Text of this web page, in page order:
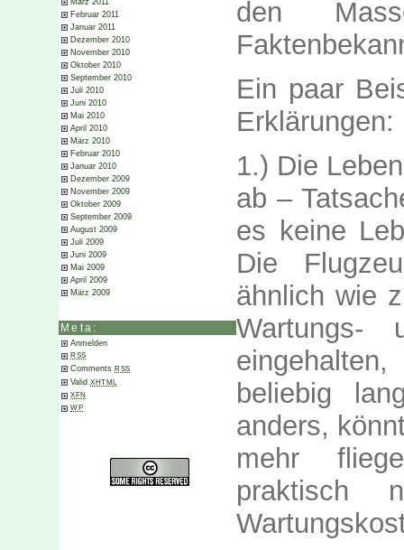
März 2011
Februar 2011
Januar 2011
Dezember 2010
November 2010
Oktober 2010
September 2010
Juli 2010
Juni 2010
Mai 2010
April 2010
März 2010
Februar 2010
Januar 2010
Dezember 2009
November 2009
Oktober 2009
September 2009
August 2009
Juli 2009
Juni 2009
Mai 2009
April 2009
März 2009
Meta:
Anmelden
RSS
Comments RSS
Valid XHTML
XFN
WP
den
Ein paar
Erklärungen:
1.) Die
ab –
es keine
Die
ähnlich wie
Wartungs-
beliebig
anders,
mehr
praktisch